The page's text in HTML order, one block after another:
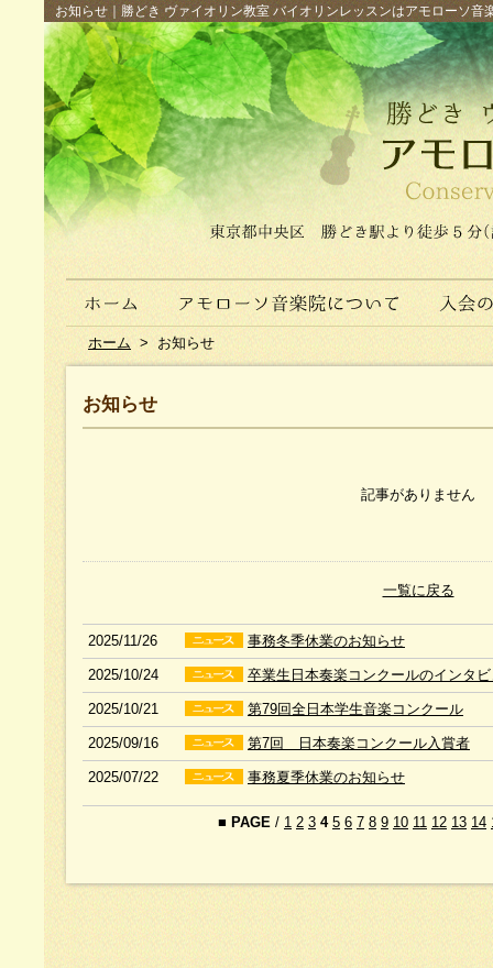
お知らせ｜勝どき ヴァイオリン教室 バイオリンレッスンはアモローソ
ホーム > お知らせ
お知らせ
記事がありません
一覧に戻る
2025/11/26 事務冬季休業のお知らせ
2025/10/24 卒業生日本奏楽コンクールのインタ
2025/10/21 第79回全日本学生音楽コンクール
2025/09/16 第7回 日本奏楽コンクール入賞者
2025/07/22 事務夏季休業のお知らせ
■ PAGE / 1 2 3 4 5 6 7 8 9 10 11 12 13 14